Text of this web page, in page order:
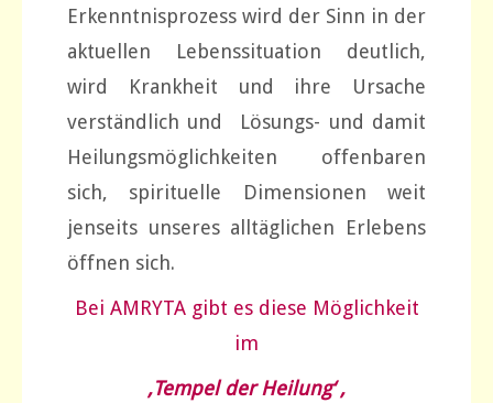
Erkenntnisprozess wird der Sinn in der
aktuellen Lebenssituation deutlich,
wird Krankheit und ihre Ursache
verständlich und Lösungs- und damit
Heilungsmöglichkeiten offenbaren
sich, spirituelle Dimensionen weit
jenseits unseres alltäglichen Erlebens
öffnen sich.
Bei AMRYTA gibt es diese Möglichkeit
im
‚Tempel der Heilung‘ ,